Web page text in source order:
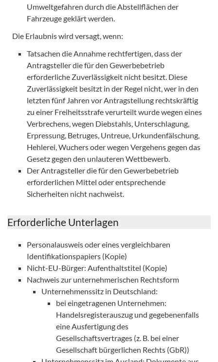
Umweltgefahren durch die Abstellflächen der
Fahrzeuge geklärt werden.
Die Erlaubnis wird versagt, wenn:
Tatsachen die Annahme rechtfertigen, dass der
Antragsteller die für den Gewerbebetrieb
erforderliche Zuverlässigkeit nicht besitzt. Diese
Zuverlässigkeit besitzt in der Regel nicht, wer in den
letzten fünf Jahren vor Antragstellung rechtskräftig
zu einer Freiheitsstrafe verurteilt wurde wegen eines
Verbrechens, wegen Diebstahls, Unterschlagung,
Erpressung, Betruges, Untreue, Urkundenfälschung,
Hehlerei, Wuchers oder wegen Vergehens gegen das
Gesetz gegen den unlauteren Wettbewerb.
Der Antragsteller die für den Gewerbebetrieb
erforderlichen Mittel oder entsprechende
Sicherheiten nicht nachweist.
Erforderliche Unterlagen
Personalausweis oder eines vergleichbaren
Identifikationspapiers (Kopie)
Nicht-EU-Bürger: Aufenthaltstitel (Kopie)
Nachweis zur unternehmerischen Rechtsform
Unternehmenssitz in Deutschland:
bei eingetragenen Unternehmen:
Handelsregisterauszug und gegebenenfalls
eine Ausfertigung des
Gesellschaftsvertrages (z. B. bei einer
Gesellschaft bürgerlichen Rechts (GbR))